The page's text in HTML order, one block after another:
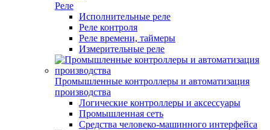
Реле
Исполнительные реле
Реле контроля
Реле времени, таймеры
Измерительные реле
Промышленные контроллеры и автоматизация
производства
Логические контроллеры и аксессуары
Промышленная сеть
Средства человеко-машинного интерфейса